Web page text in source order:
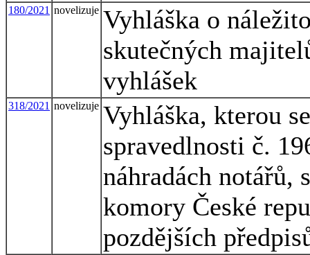
180/2021 novelizuje Vyhláška o
skutečných
vyhlášek
318/2021 novelizuje Vyhláška, kterou
spravedlnosti č.
náhradách notářů,
komory České
pozdějších